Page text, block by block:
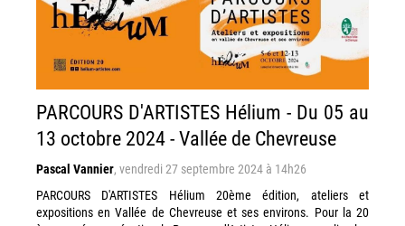
PARCOURS D'ARTISTES Hélium - Du 05 au
13 octobre 2024 - Vallée de Chevreuse
Pascal Vannier, vendredi 27 septembre 2024 à 14h26
PARCOURS D'ARTISTES Hélium 20ème édition, ​ateliers et
expositions en Vallée de Chevreuse et ses environs. Pour la 20